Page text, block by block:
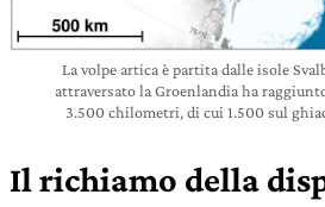
La volpe artica è partita dalle isole
attraversato la Groenlandia ha
3.500 chilometri, di cui 1.500 sul
Il richiamo della